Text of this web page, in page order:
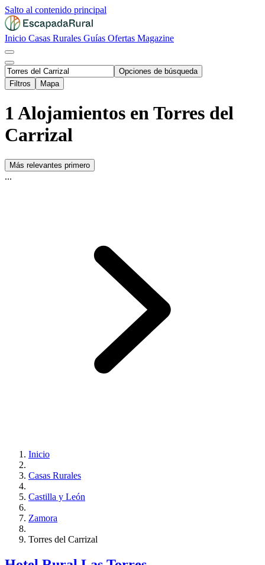
Salto al contenido principal
Inicio Casas Rurales Guías Ofertas Magazine
Opciones de búsqueda
Filtros
Mapa
1 Alojamientos en Torres del
Carrizal
Más relevantes primero
...
Inicio
Casas Rurales
Castilla y León
Zamora
Torres del Carrizal